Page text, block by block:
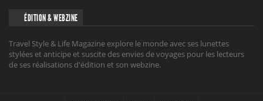
ÉDITION & WEBZINE
Travel Style & Life Magazine explore le monde avec ses lunettes
stylées et anticipe et suscite des envies de voyages pour les lecteurs
de ses réalisations d'édition et son webzine.